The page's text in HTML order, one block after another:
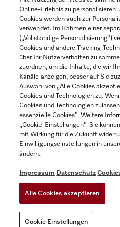
Impressum
AGB
Datenschutz
Nutzungsbedigungen
EU-Gesetzen über digitale Dienste
Miele auf Instagram
Miele auf Facebook
Miele auf Youtube
Online-Erlebnis zu personalisieren
Cookies werden auch zur
verwendet. Im Rahmen einer
(„Vollständige Personalisierung“)
Cookies und andere Tracking-
über Ihr Nutzerverhalten zu
zuordnen, um die Inhalte, die wir
Kanäle anzeigen, besser auf Sie
Auswahl von „Alle Cookies
Cookies und Technologien zu.
Cookies und Technologien
essenzielle Cookies“. Weitere
„Cookie-Einstellungen“. Sie
mit Wirkung für die Zukunft
Einwilligungseinstellungen in
ändern.
Impressum Datenschutz
Alle Cookies akzeptieren
Cookie Einstellungen